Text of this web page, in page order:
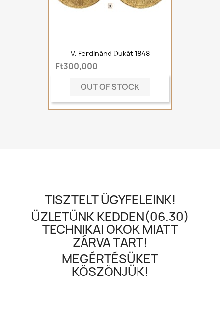
V. Ferdinánd Dukát 1848
Ft300,000
OUT OF STOCK
TISZTELT ÜGYFELEINK!
ÜZLETÜNK KEDDEN(06.30)
TECHNIKAI OKOK MIATT
ZÁRVA TART!
MEGÉRTÉSÜKET
KÖSZÖNJÜK!